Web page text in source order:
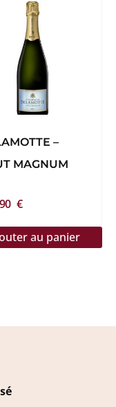
–
MAGNUM
€
au panier